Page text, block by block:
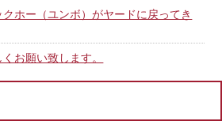
ホー（ユンボ）がヤードに戻ってき
お願い致します。